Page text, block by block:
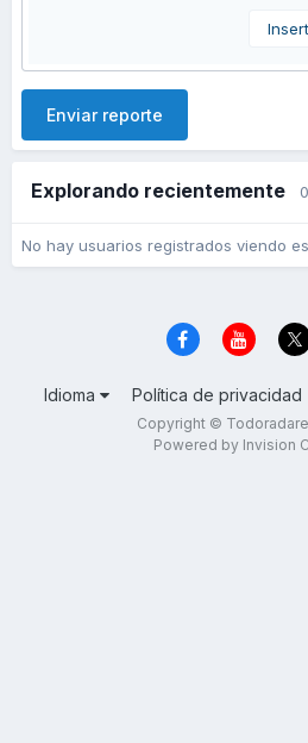
Enviar reporte
Explorando recientemente
No hay usuarios registrados viendo
Idioma Política de privacidad
Copyright ©
Powered by Invision